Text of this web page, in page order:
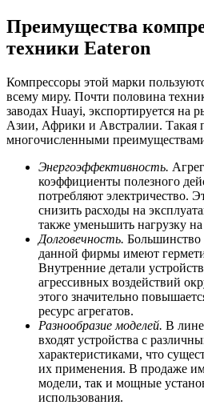
Преимущества
техники Eateron
Компрессоры этой марки
всему миру. Почти половина
заводах Huayi, экспортируется
Азии, Африки и Австралии. Такая
многочисленными
Энергоэффективность.
коэффициенты полезного
потребляют электричество.
снизить расходы на
также уменьшить нагрузку на
Долговечность. Большинство
данной фирмы имеют
Внутренние детали
агрессивных воздействий
этого значительно
ресурс агрегатов.
Разнообразие моделей. В
входят устройства с
характеристиками, что
их применения. В продаже
модели, так и мощные
использования.